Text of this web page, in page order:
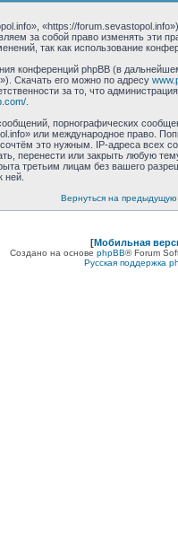
«https://
за собой право изменять эти
так как использование
конференций phpBB (в
Скачать его можно по адресу
за то, что
.
порнографических
или международное право.
это нужным. IP-адреса всех
перенести или закрыть любую
третьим лицам без вашего
ней.
Вернуться на предыдущую
[Мобильная
Создано на основе phpBB® Forum
Русская поддержка